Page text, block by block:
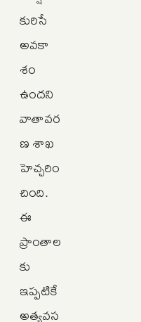
కురిసే
అవకా
శం
ఉందని
వాతావర
ణ శాఖ
హెచ్చరిం
చింది.
ఈ
ప్రాంతాల
కు
ఇప్పటికే
అత్యవస